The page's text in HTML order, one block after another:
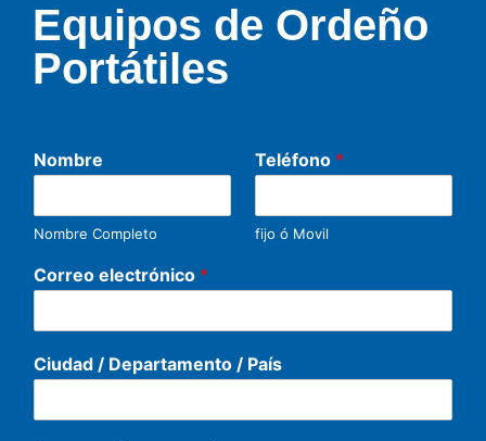
Equipos de Ordeño
Portátiles
Nombre
Nombre Completo
Teléfono *
fijo ó Movil
Correo electrónico *
Ciudad / Departamento / País